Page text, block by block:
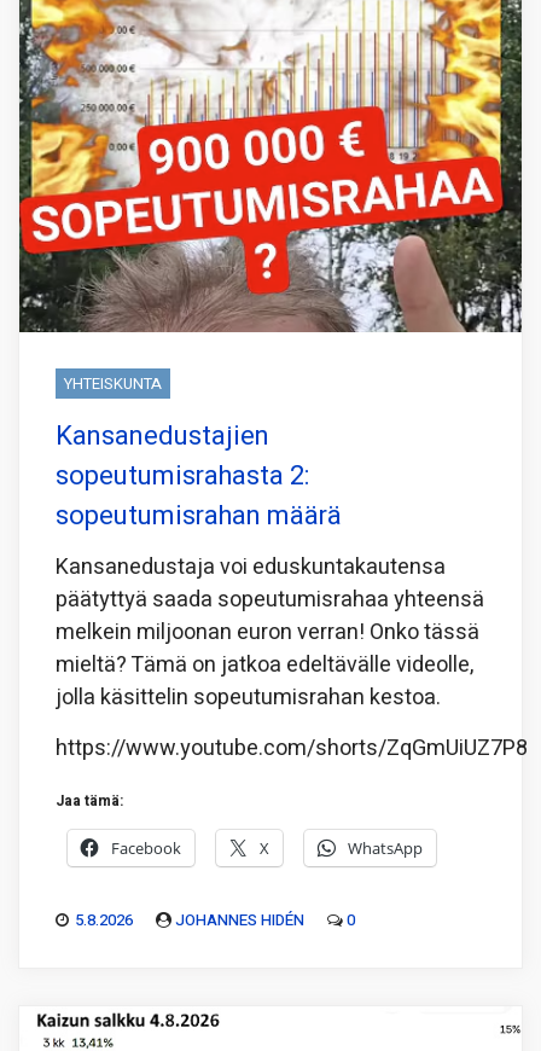
YHTEISKUNTA
Kansanedustajien
sopeutumisrahasta 2:
sopeutumisrahan määrä
Kansanedustaja voi eduskuntakautensa
päätyttyä saada sopeutumisrahaa yhteensä
melkein miljoonan euron verran! Onko tässä
mieltä? Tämä on jatkoa edeltävälle videolle,
jolla käsittelin sopeutumisrahan kestoa.
https://www.youtube.com/shorts/ZqGmUiUZ7P8
Jaa tämä:
Facebook X WhatsApp
5.8.2026 JOHANNES HIDÉN 0